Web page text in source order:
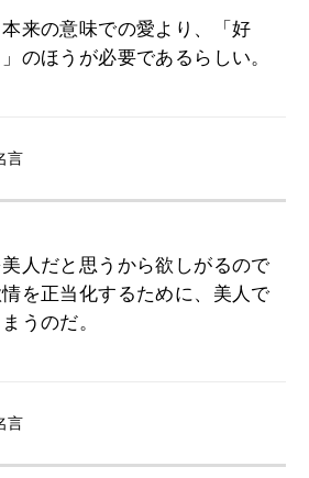
来の意味での愛より、「好
のほうが必要であるらしい。
言
人だと思うから欲しがるので
を正当化するために、美人で
うのだ。
言